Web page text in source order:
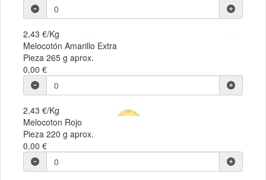
2,43 €/Kg
Melocotón Amarillo Extra
Pieza 265 g aprox.
0,00 €
2,43 €/Kg
Melocoton Rojo
Pieza 220 g aprox.
0,00 €